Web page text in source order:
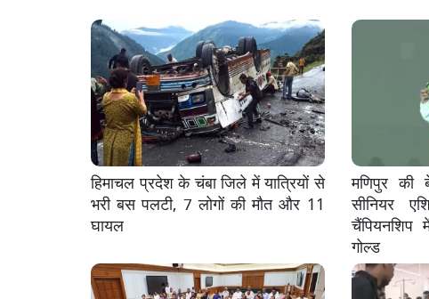
हिमाचल प्रदेश के चंबा जिले में यात्रियों से
भरी बस पलटी, 7 लोगों की मौत और 11
घायल
मणिपुर की
सीनियर
चैंपियनशिप
गोल्ड